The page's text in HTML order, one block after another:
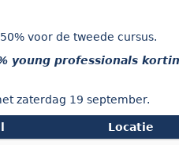
voor de tweede cursus.
young professionals
zaterdag 19 september.
Locatie